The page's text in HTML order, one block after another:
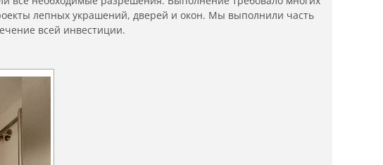
лепных украшений, дверей и окон. Мы выполнили часть
всей инвестиции.